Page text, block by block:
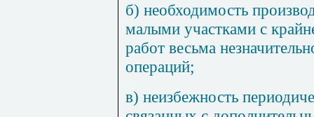
б) необходимость
малыми участками с
работ весьма
операций;
в) неизбежность